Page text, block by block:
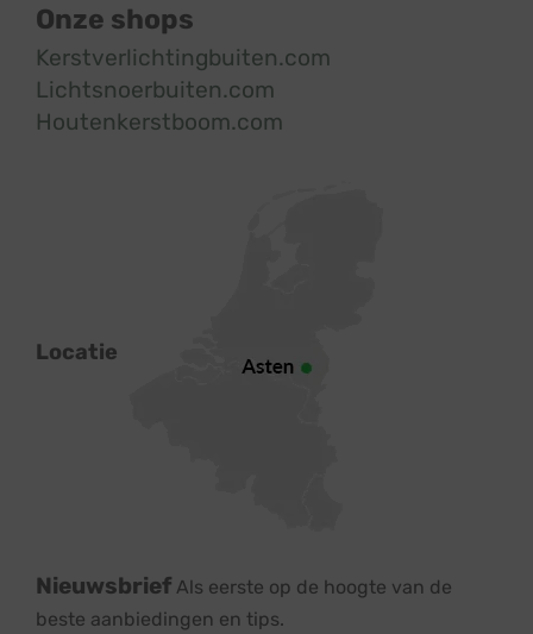
Onze shops
Kerstverlichtingbuiten.com
Lichtsnoerbuiten.com
Houtenkerstboom.com
Locatie
Nieuwsbrief Als eerste op de hoogte van de
beste aanbiedingen en tips.